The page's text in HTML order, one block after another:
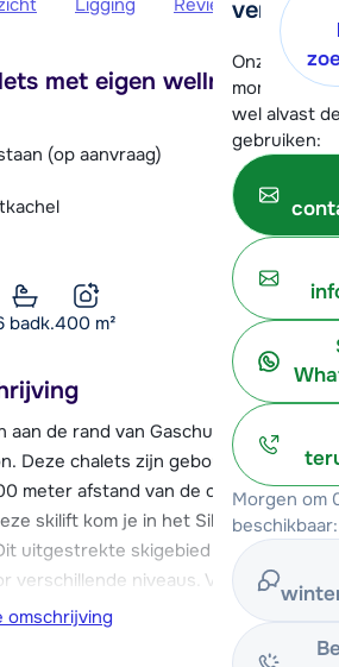
verder!
Onze
moment
wel alvast
gebruiken:
Morgen om
beschikbaar:
met eigen wellness in
(op aanvraag)
badk.400 m²
de rand van Gaschurn liggen de
Deze chalets zijn gebouwd in
meter afstand van de chalets is de
skilift kom je in het Silvretta
uitgestrekte skigebied heeft
verschillende niveaus. Vanaf de
met de skibus naar de skilift, de
omschrijving